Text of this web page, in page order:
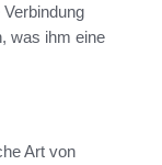
was ihm eine
Art von